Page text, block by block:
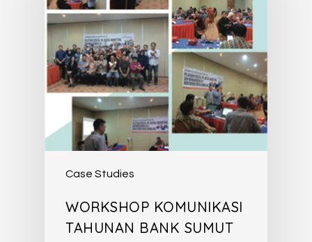
Case Studies
WORKSHOP KOMUNIKASI
TAHUNAN BANK SUMUT